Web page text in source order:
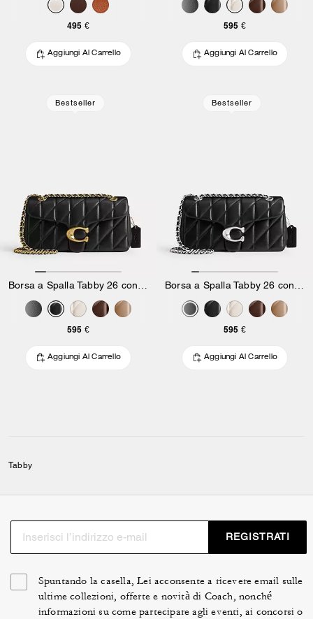
495 €
Aggiungi Al Carrello
595 €
Aggiungi Al Carrello
Bestseller
595 €
Aggiungi Al Carrello
Bestseller
595 €
Aggiungi Al Carrello
Tabby
REGISTRATI
Spuntando la casella, Lei acconsente a ricevere email sulle
ultime collezioni, offerte e novità di Coach, nonché
informazioni su come partecipare agli eventi, ai concorsi o